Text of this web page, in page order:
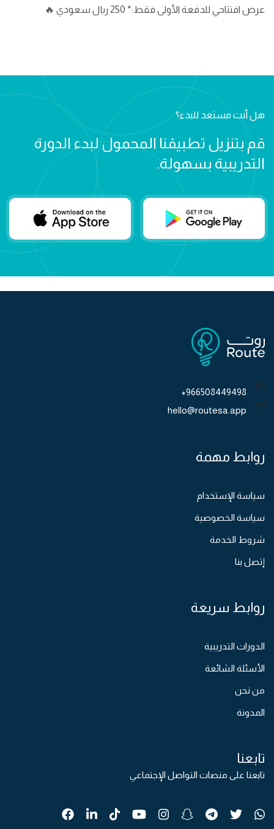
عرض افتتاحي للدفعة الأولى فقط:* 250 ريال سعودي 🔥
هل أنت مستعد للبدء؟
قم بتنزيل تطبيقنا المحمول لبدء الدورة
التدريبية بسهولة.
966508449498+
hello@routesa.app
روابط مهمة
سياسة الإستخدام
سياسة الخصوصية
شروط الخدمة
إتصل بنا
روابط سريعة
الدورات التدريبية
الأسئلة الشائعة
من نحن
المدونة
تابعنا
تابعنا على منصات التواصل الإجتماعي